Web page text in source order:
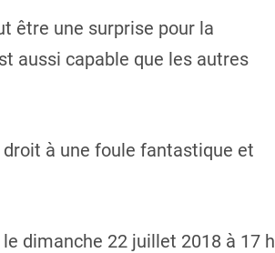
être une surprise pour la
aussi capable que les autres
à une foule fantastique et
dimanche 22 juillet 2018 à 17 h